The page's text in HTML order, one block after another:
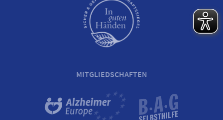
MITGLIEDSCHAFTEN